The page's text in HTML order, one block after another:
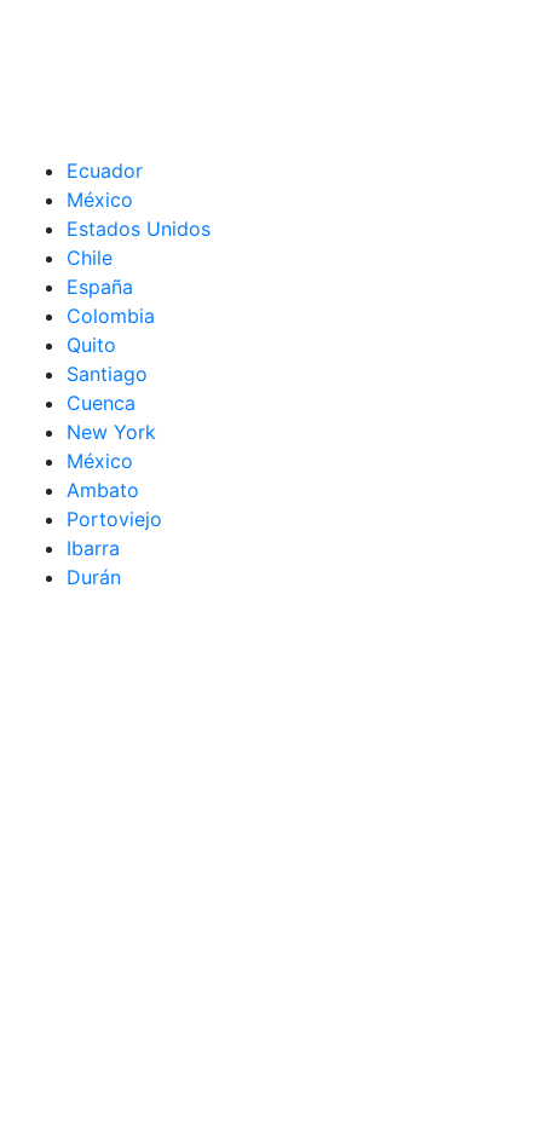
Ecuador
México
Estados Unidos
Chile
España
Colombia
Quito
Santiago
Cuenca
New York
México
Ambato
Portoviejo
Ibarra
Durán